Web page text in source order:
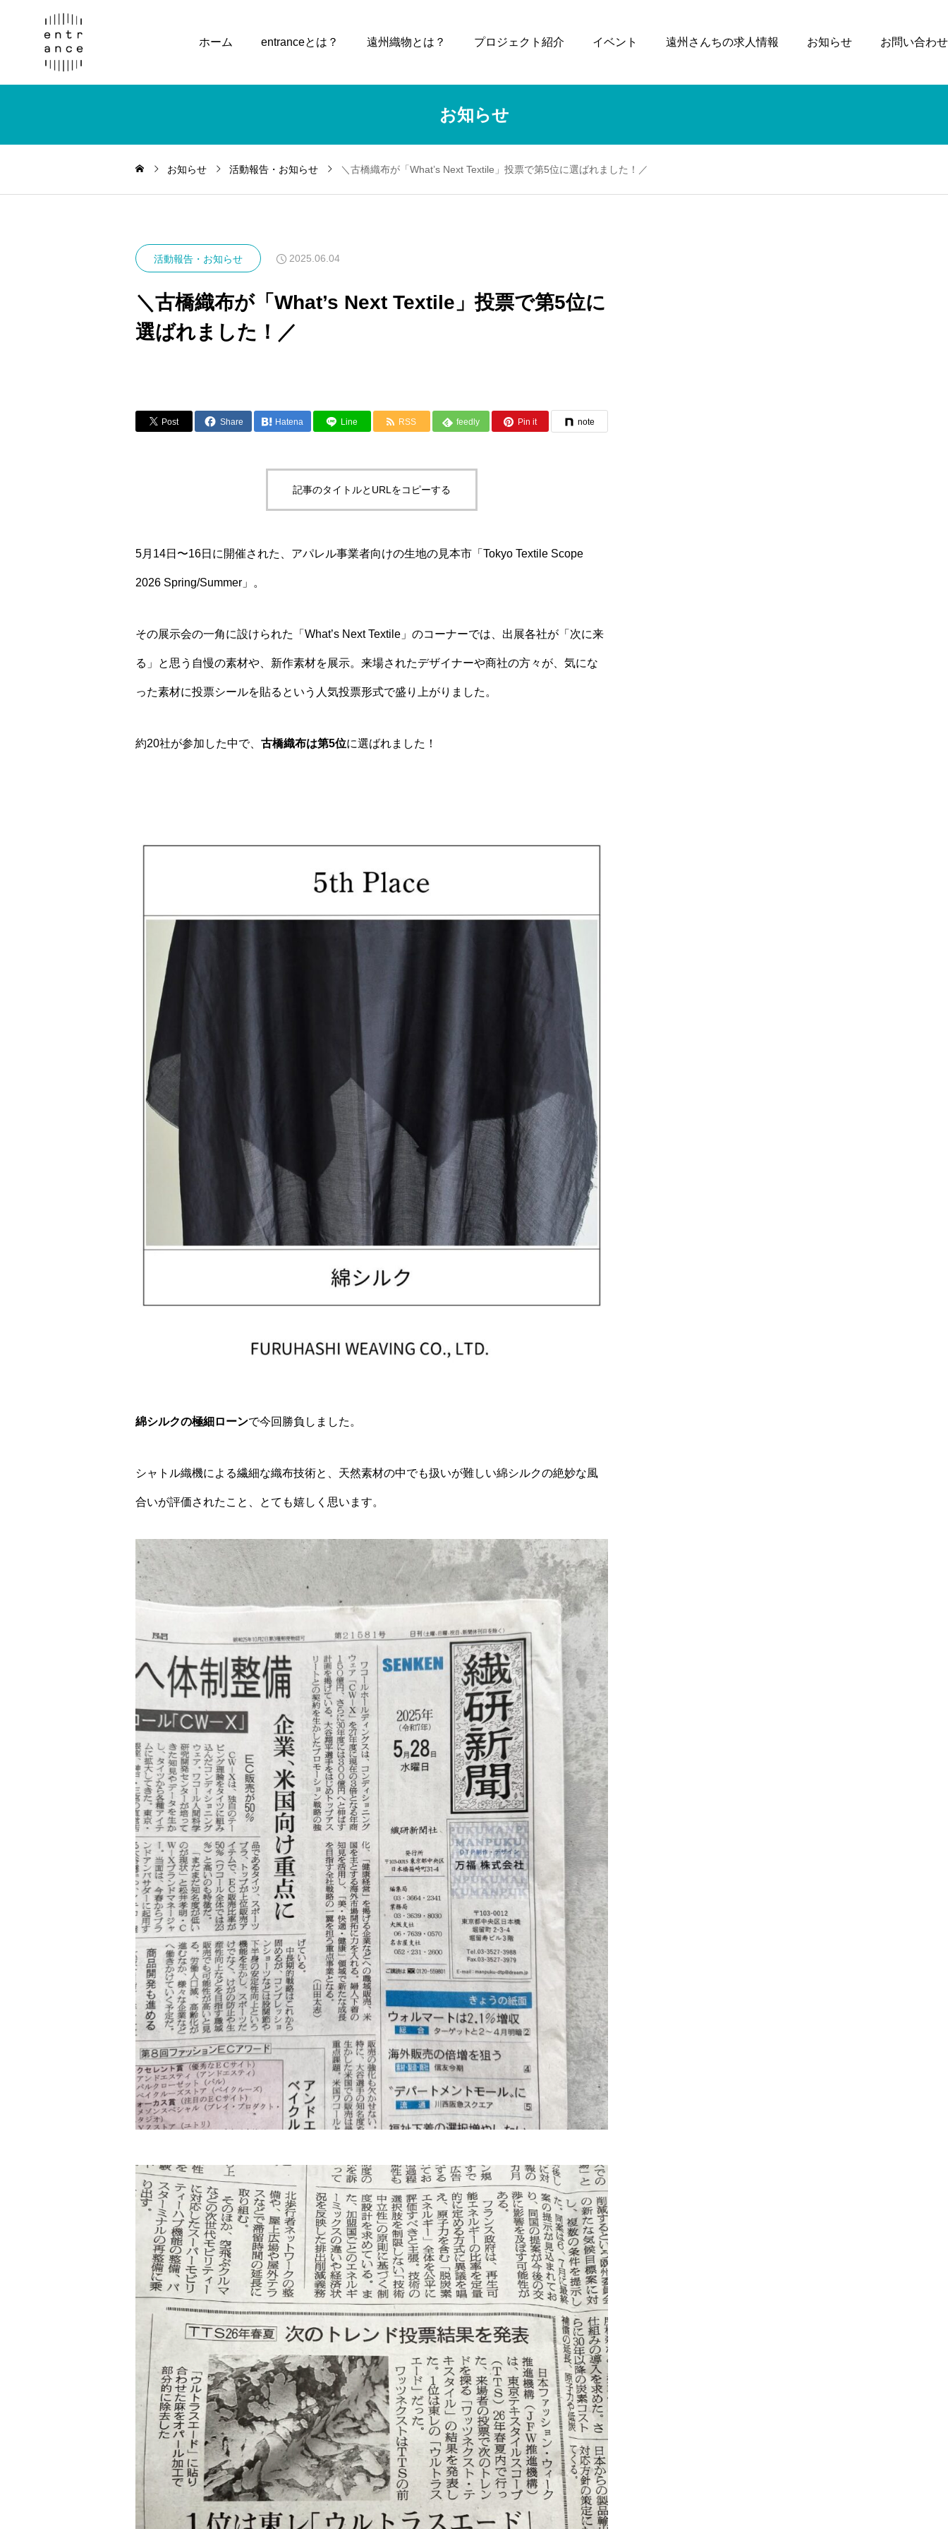
ホーム entranceとは？ 遠州織物とは？ プロジェクト紹介 イベント 遠州さんちの求人情報 お知らせ お問い合わせ
お知らせ
お知らせ 活動報告・お知らせ ＼古橋織布が「What’s Next Textile」投票で第5位に選ばれました！／
活動報告・お知らせ 2025.06.04
＼古橋織布が「What’s Next Textile」投票で第5位に
選ばれました！／
Post Share Hatena Line RSS feedly Pin it note
記事のタイトルとURLをコピーする
5月14日〜16日に開催された、アパレル事業者向けの生地の見本市「Tokyo Textile Scope
2026 Spring/Summer」。
その展示会の一角に設けられた「What’s Next Textile」のコーナーでは、出展各社が「次に来
る」と思う自慢の素材や、新作素材を展示。来場されたデザイナーや商社の方々が、気にな
った素材に投票シールを貼るという人気投票形式で盛り上がりました。
約20社が参加した中で、 古橋織布は第5位に選ばれました！
綿シルクの極細ローンで今回勝負しました。
シャトル織機による繊細な織布技術と、天然素材の中でも扱いが難しい綿シルクの絶妙な風
合いが評価されたこと、とても嬉しく思います。